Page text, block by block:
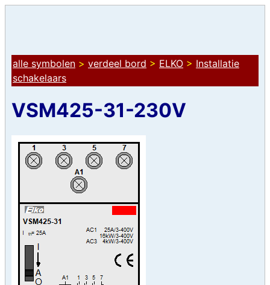
alle symbolen > verdeel bord > ELKO > Installatie
schakelaars
VSM425-31-230V